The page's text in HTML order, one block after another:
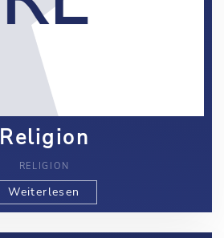
Religion
RELIGION
Weiterlesen